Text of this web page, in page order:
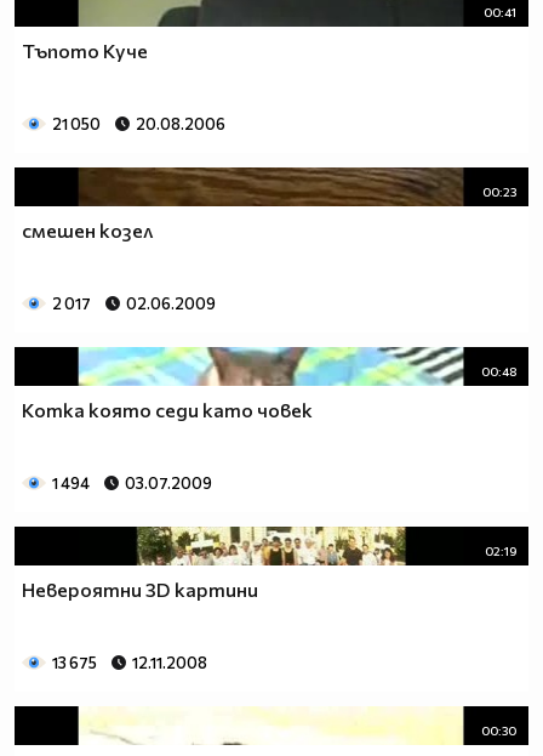
00:41
Тъпото Куче
21 050 20.08.2006
00:23
смешен козел
2 017 02.06.2009
00:48
Котка която седи като човек
1 494 03.07.2009
02:19
Невероятни 3D картини
13 675 12.11.2008
00:30